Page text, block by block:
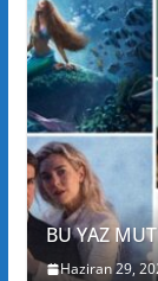
BU YAZ
Haziran 29,